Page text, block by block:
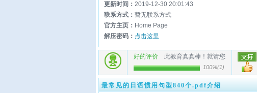
更新时间： 2019-12-30 20:01:43
联系方式： 暂无联系方式
官方主页： Home Page
解压密码： 点击这里
好的评价 此教育真真棒！就请您
100%(1)
最常见的日语惯用句型840个.pdf介绍